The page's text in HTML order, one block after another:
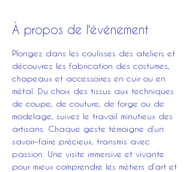
À propos de l'événement
Plongez dans les coulisses des ateliers et
découvrez les fabrication des costumes,
chapeaux et accessoires en cuir ou en
métal. Du choix des tissus aux techniques
de coupe, de couture, de forge ou de
modelage, suivez le travail minutieux des
artisans. Chaque geste témoigne d’un
savoir-faire précieux, transmis avec
passion. Une visite immersive et vivante
pour mieux comprendre les métiers d’art et